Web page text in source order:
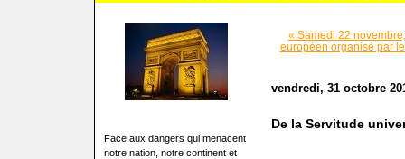
Face aux dangers qui menacent
notre nation, notre continent et
« Samedi 22
européen organisé par
vendredi, 31 octobre
De la Servitude